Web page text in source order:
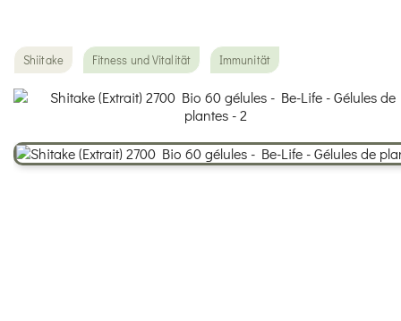
Shiitake Fitness und Vitalität Immunität